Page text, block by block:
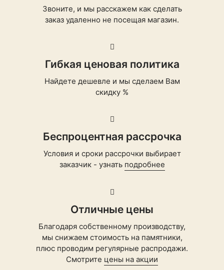
Звоните, и мы расскажем как сделать
заказ удаленно не посещая магазин.
Гибкая ценовая политика
Найдете дешевле и мы сделаем Вам
скидку %
Беспроцентная рассрочка
Условия и сроки рассрочки выбирает
заказчик - узнать подробнее
Отличные цены
Благодаря собственному производству,
мы снижаем стоимость на памятники,
плюс проводим регулярные распродажи.
Смотрите цены на акции